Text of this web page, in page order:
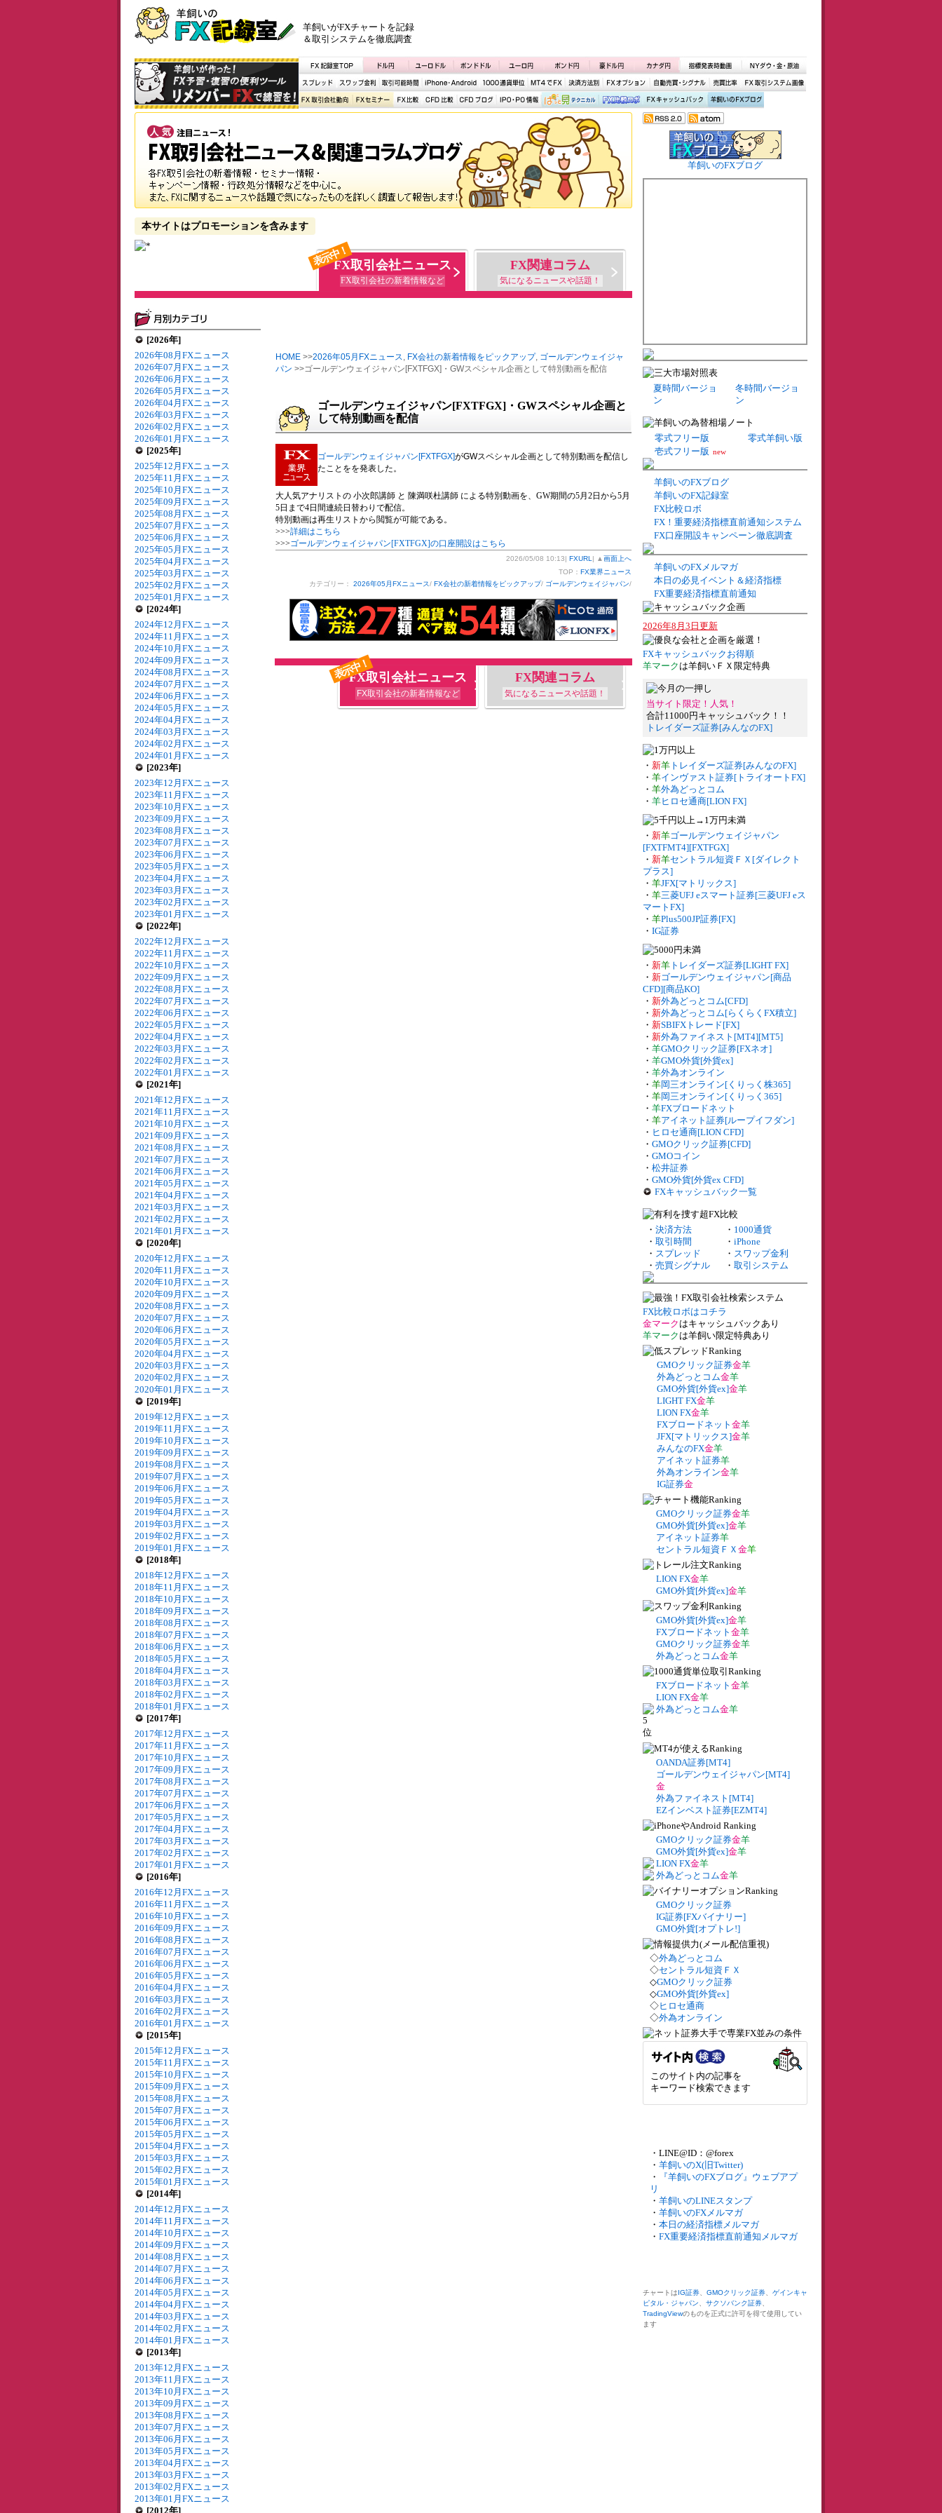
羊飼いがFXチャートを記録
＆取引システムを徹底調査
本サイトはプロモーションを含みます
表示中！FX取引会社ニュース
FX取引会社の新着情報など
FX関連コラム
気になるニュースや話題！
[2026年]
2026年08月FXニュース
2026年07月FXニュース
2026年06月FXニュース
2026年05月FXニュース
2026年04月FXニュース
2026年03月FXニュース
2026年02月FXニュース
2026年01月FXニュース
[2025年]
2025年12月FXニュース
2025年11月FXニュース
2025年10月FXニュース
2025年09月FXニュース
2025年08月FXニュース
2025年07月FXニュース
2025年06月FXニュース
2025年05月FXニュース
2025年04月FXニュース
2025年03月FXニュース
2025年02月FXニュース
2025年01月FXニュース
[2024年]
2024年12月FXニュース
2024年11月FXニュース
2024年10月FXニュース
2024年09月FXニュース
2024年08月FXニュース
2024年07月FXニュース
2024年06月FXニュース
2024年05月FXニュース
2024年04月FXニュース
2024年03月FXニュース
2024年02月FXニュース
2024年01月FXニュース
[2023年]
2023年12月FXニュース
2023年11月FXニュース
2023年10月FXニュース
2023年09月FXニュース
2023年08月FXニュース
2023年07月FXニュース
2023年06月FXニュース
2023年05月FXニュース
2023年04月FXニュース
2023年03月FXニュース
2023年02月FXニュース
2023年01月FXニュース
[2022年]
2022年12月FXニュース
2022年11月FXニュース
2022年10月FXニュース
2022年09月FXニュース
2022年08月FXニュース
2022年07月FXニュース
2022年06月FXニュース
2022年05月FXニュース
2022年04月FXニュース
2022年03月FXニュース
2022年02月FXニュース
2022年01月FXニュース
[2021年]
2021年12月FXニュース
2021年11月FXニュース
2021年10月FXニュース
2021年09月FXニュース
2021年08月FXニュース
2021年07月FXニュース
2021年06月FXニュース
2021年05月FXニュース
2021年04月FXニュース
2021年03月FXニュース
2021年02月FXニュース
2021年01月FXニュース
[2020年]
2020年12月FXニュース
2020年11月FXニュース
2020年10月FXニュース
2020年09月FXニュース
2020年08月FXニュース
2020年07月FXニュース
2020年06月FXニュース
2020年05月FXニュース
2020年04月FXニュース
2020年03月FXニュース
2020年02月FXニュース
2020年01月FXニュース
[2019年]
2019年12月FXニュース
2019年11月FXニュース
2019年10月FXニュース
2019年09月FXニュース
2019年08月FXニュース
2019年07月FXニュース
2019年06月FXニュース
2019年05月FXニュース
2019年04月FXニュース
2019年03月FXニュース
2019年02月FXニュース
2019年01月FXニュース
[2018年]
2018年12月FXニュース
2018年11月FXニュース
2018年10月FXニュース
2018年09月FXニュース
2018年08月FXニュース
2018年07月FXニュース
2018年06月FXニュース
2018年05月FXニュース
2018年04月FXニュース
2018年03月FXニュース
2018年02月FXニュース
2018年01月FXニュース
[2017年]
2017年12月FXニュース
2017年11月FXニュース
2017年10月FXニュース
2017年09月FXニュース
2017年08月FXニュース
2017年07月FXニュース
2017年06月FXニュース
2017年05月FXニュース
2017年04月FXニュース
2017年03月FXニュース
2017年02月FXニュース
2017年01月FXニュース
[2016年]
2016年12月FXニュース
2016年11月FXニュース
2016年10月FXニュース
2016年09月FXニュース
2016年08月FXニュース
2016年07月FXニュース
2016年06月FXニュース
2016年05月FXニュース
2016年04月FXニュース
2016年03月FXニュース
2016年02月FXニュース
2016年01月FXニュース
[2015年]
2015年12月FXニュース
2015年11月FXニュース
2015年10月FXニュース
2015年09月FXニュース
2015年08月FXニュース
2015年07月FXニュース
2015年06月FXニュース
2015年05月FXニュース
2015年04月FXニュース
2015年03月FXニュース
2015年02月FXニュース
2015年01月FXニュース
[2014年]
2014年12月FXニュース
2014年11月FXニュース
2014年10月FXニュース
2014年09月FXニュース
2014年08月FXニュース
2014年07月FXニュース
2014年06月FXニュース
2014年05月FXニュース
2014年04月FXニュース
2014年03月FXニュース
2014年02月FXニュース
2014年01月FXニュース
[2013年]
2013年12月FXニュース
2013年11月FXニュース
2013年10月FXニュース
2013年09月FXニュース
2013年08月FXニュース
2013年07月FXニュース
2013年06月FXニュース
2013年05月FXニュース
2013年04月FXニュース
2013年03月FXニュース
2013年02月FXニュース
2013年01月FXニュース
[2012年]
HOME >>2026年05月FXニュース, FX会社の新着情報をピックアップ, ゴールデンウェイジャ
パン >>ゴールデンウェイジャパン[FXTFGX]・GWスペシャル企画として特別動画を配信
ゴールデンウェイジャパン[FXTFGX]・GWスペシャル企画と
して特別動画を配信
ゴールデンウェイジャパン[FXTFGX]がGWスペシャル企画として特別動画を配信し
たことをを発表した。
大人気アナリストの 小次郎講師 と 陳満咲杜講師 による特別動画を、GW期間の5月2日から5月
5日まで4日間連続日替わりで配信。
特別動画は再生リストから閲覧が可能である。
>>>詳細はこちら
>>>ゴールデンウェイジャパン[FXTFGX]の口座開設はこちら
2026/05/08 10:13| FXURL | ▲ 画面上へ
TOP： FX業界ニュース
カテゴリー： 2026年05月FXニュース/ FX会社の新着情報をピックアップ/ ゴールデンウェイジャパン/
表示中！
FX取引会社ニュース
FX取引会社の新着情報など
FX関連コラム
気になるニュースや話題！
羊飼いのFXブログ
夏時間バージョ
ン
冬時間バージョ
ン
零式フリー版
零式羊飼い版
壱式フリー版 new
羊飼いのFXブログ
羊飼いのFX記録室
FX比較ロボ
FX！重要経済指標直前通知システム
FX口座開設キャンペーン徹底調査
羊飼いのFXメルマガ
本日の必見イベント＆経済指標
FX重要経済指標直前通知
2026年8月3日更新
FXキャッシュバックお得順
羊マーク は羊飼いＦＸ限定特典
当サイト限定！人気！
合計11000円キャッシュバック！！
トレイダーズ証券[みんなのFX]
・ 新羊 トレイダーズ証券[みんなのFX]
・ 羊インヴァスト証券[トライオートFX]
・ 羊外為どっとコム
・ 羊ヒロセ通商[LION FX]
・ 新羊ゴールデンウェイジャパン
[FXTFMT4][FXTFGX]
・ 新羊セントラル短資ＦＸ[ダイレクト
プラス]
・ 羊JFX[マトリックス]
・ 羊三菱UFJ eスマート証券[三菱UFJ eス
マートFX]
・ 羊Plus500JP証券[FX]
・ IG証券
・ 新羊 トレイダーズ証券[LIGHT FX]
・ 新ゴールデンウェイジャパン[商品
CFD][商品KO]
・ 新外為どっとコム[CFD]
・ 新外為どっとコム[らくらくFX積立]
・ 新SBIFXトレード[FX]
・ 新外為ファイネスト[MT4][MT5]
・ 羊GMOクリック証券[FXネオ]
・ 羊GMO外貨[外貨ex]
・ 羊外為オンライン
・ 羊岡三オンライン[くりっく株365]
・ 羊岡三オンライン[くりっく365]
・ 羊FXブロードネット
・ 羊アイネット証券[ループイフダン]
・ ヒロセ通商[LION CFD]
・ GMOクリック証券[CFD]
・ GMOコイン
・ 松井証券
・ GMO外貨[外貨ex CFD]
FXキャッシュバック一覧
・ 決済方法 ・ 1000通貨
・ 取引時間 ・ iPhone
・ スプレッド ・ スワップ金利
・ 売買シグナル ・ 取引システム
FX比較ロボはコチラ
金マーク はキャッシュバックあり
羊マーク は羊飼い限定特典あり
GMOクリック証券金羊
外為どっとコム金羊
GMO外貨[外貨ex]金羊
LIGHT FX金羊
LION FX金羊
FXブロードネット 金羊
JFX[マトリックス]金羊
みんなのFX金羊
アイネット証券羊
外為オンライン金羊
IG証券金
GMOクリック証券金羊
GMO外貨[外貨ex]金羊
アイネット証券羊
セントラル短資ＦＸ 金羊
LION FX金羊
GMO外貨[外貨ex]金羊
GMO外貨[外貨ex]金羊
FXブロードネット 金羊
GMOクリック証券金羊
外為どっとコム金羊
FXブロードネット 金羊
LION FX金羊
外為どっとコム金羊
OANDA証券[MT4]
ゴールデンウェイジャパン[MT4]
金
外為ファイネスト[MT4]
EZインベスト証券[EZMT4]
GMOクリック証券金羊
GMO外貨[外貨ex]金羊
LION FX金羊
外為どっとコム金羊
GMOクリック証券
IG証券[FXバイナリー]
GMO外貨[オプトレ!]
◇外為どっとコム
◇セントラル短資ＦＸ
◇GMOクリック証券
◇GMO外貨[外貨ex]
◇ヒロセ通商
◇外為オンライン
このサイト内の記事を
キーワード検索できます
・LINE@ID：@forex
・ 羊飼いのX(旧Twitter)
・
『羊飼いのFXブログ』ウェブアプ
リ
・ 羊飼いのLINEスタンプ
・ 羊飼いのFXメルマガ
・ 本日の経済指標メルマガ
・ FX重要経済指標直前通知メルマガ
チャートはIG証券 GMOクリック証券
ゲインキャ
ピタル・ジャパン
サクソバンク証券
TradingViewのものを正式に許可を得て使用してい
ます